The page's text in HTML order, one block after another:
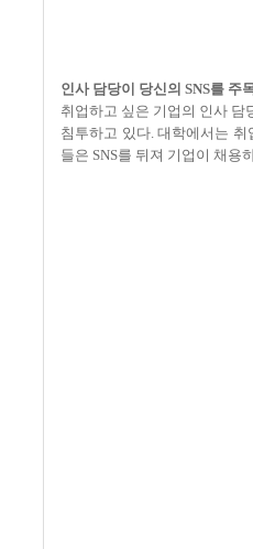
인사 담당이 당신의 SNS를 주
취업하고 싶은 기업의 인사
침투하고 있다.대학에서는 취
들은 SNS를 뒤져 기업이 채용